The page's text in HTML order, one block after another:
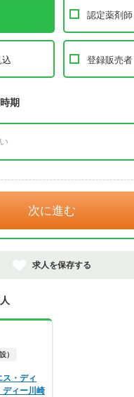
認定薬剤師
登録販売者
期
次に進む
求人を保存する
）
・ディ
ィー川崎